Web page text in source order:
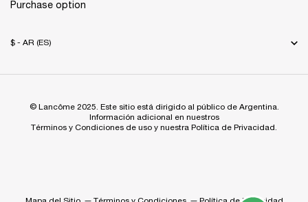
Purchase option
$ - AR (ES)
© Lancôme 2025. Este sitio está dirigido al público de Argentina.
Información adicional en nuestros
Términos y Condiciones de uso y nuestra Política de Privacidad.